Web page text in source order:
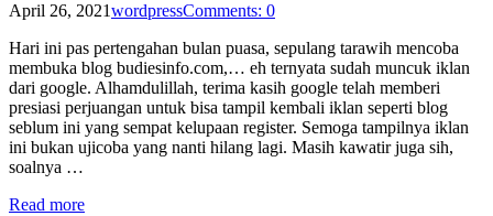
April 26, 2021wordpressComments: 0
Hari ini pas pertengahan bulan puasa, sepulang tarawih mencoba
membuka blog budiesinfo.com,… eh ternyata sudah muncuk iklan
dari google. Alhamdulillah, terima kasih google telah memberi
presiasi perjuangan untuk bisa tampil kembali iklan seperti blog
seblum ini yang sempat kelupaan register. Semoga tampilnya iklan
ini bukan ujicoba yang nanti hilang lagi. Masih kawatir juga sih,
soalnya …
Read more